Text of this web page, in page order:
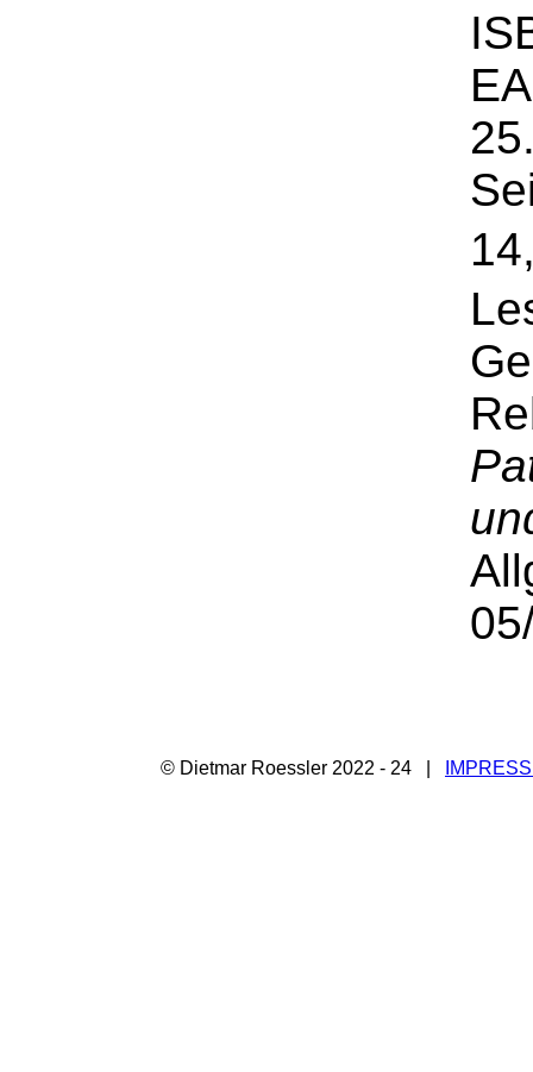
© Dietmar Roessler 2022 - 24 |